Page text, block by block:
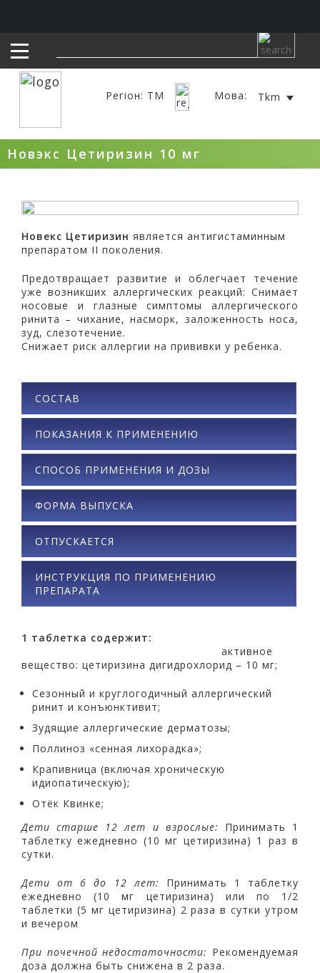
Регіон: TM Мова: Tkm
Новэкс Цетиризин 10 мг
Новекс Цетиризин является антигистаминным
препаратом II поколения.
Предотвращает развитие и облегчает течение
уже возникших аллергических реакций: Снимает
носовые и глазные симптомы аллергического
ринита – чихание, насморк, заложенность носа,
зуд, слезотечение.
Снижает риск аллергии на прививки у ребенка.
СОСТАВ
ПОКАЗАНИЯ К ПРИМЕНЕНИЮ
СПОСОБ ПРИМЕНЕНИЯ И ДОЗЫ
ФОРМА ВЫПУСКА
ОТПУСКАЕТСЯ
ИНСТРУКЦИЯ ПО ПРИМЕНЕНИЮ
ПРЕПАРАТА
1 таблетка содержит:
активное
вещество: цетиризина дигидрохлорид – 10 мг;
Сезонный и круглогодичный аллергический
ринит и конъюнктивит;
Зудящие аллергические дерматозы;
Поллиноз «сенная лихорадка»;
Крапивница (включая хроническую
идиопатическую);
Отёк Квинке;
Дети старше 12 лет и взрослые: Принимать 1
таблетку ежедневно (10 мг цетиризина) 1 раз в
сутки.
Дети от 6 до 12 лет: Принимать 1 таблетку
ежедневно (10 мг цетиризина) или по 1/2
таблетки (5 мг цетиризина) 2 раза в сутки утром
и вечером
При почечной недостаточности: Рекомендуемая
доза должна быть снижена в 2 раза.